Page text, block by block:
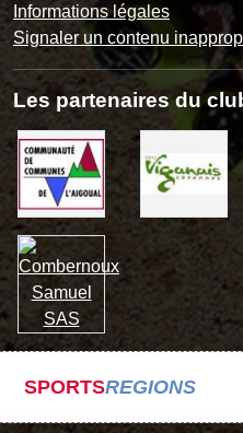
Informations légales
Signaler un contenu
Les partenaires du
SPORTSREGIONS